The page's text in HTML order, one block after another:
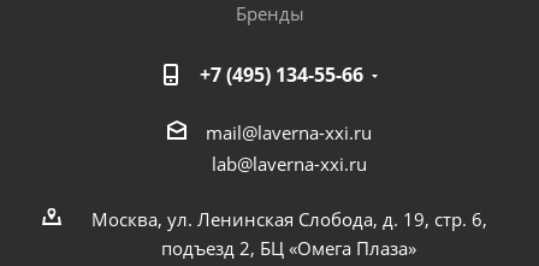
Бренды
+7 (495) 134-55-66
mail@laverna-xxi.ru
lab@laverna-xxi.ru
Москва, ул. Ленинская Слобода, д. 19, стр. 6,
подъезд 2, БЦ «Омега Плаза»